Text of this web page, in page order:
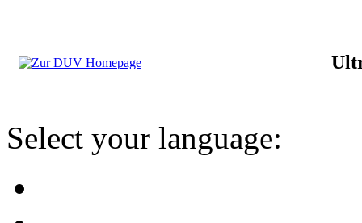
Select your language: